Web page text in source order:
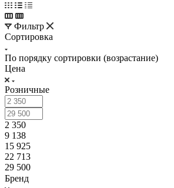
Фильтр
Сортировка
По порядку сортировки (возрастание)
Цена
Розничные
2 350
9 138
15 925
22 713
29 500
Бренд